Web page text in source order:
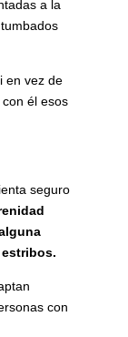
a la
en vez de
él esos
seguro
con